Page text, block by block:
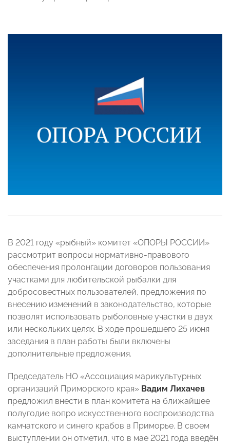
В 2021 году «рыбный» комитет «ОПОРЫ РОССИИ»
рассмотрит вопросы нормативно-правового
обеспечения пролонгации договоров пользования
участками для любительской рыбалки для
добросовестных пользователей, предложения по
внесению изменений в законодательство, которые
позволят использовать рыболовные участки в двух
или нескольких целях. В ходе прошедшего 25 июня
заседания в план работы были включены
дополнительные предложения.
Председатель НО «Ассоциация марикультурных
организаций Приморского края» Вадим Лихачев
предложил внести в план комитета на ближайшее
полугодие вопро искусственного воспроизводства
камчатского и синего крабов в Приморье. В своем
выступлении он отметил, что в мае 2021 года введён